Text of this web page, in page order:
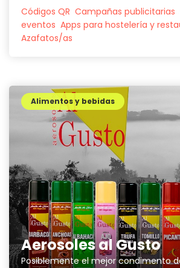
Códigos QR Campañas publicitarias
eventos Apps para hostelería y
Azafatos/as
Aerosoles al Gusto
Posiblemente el mejor condimento
Alimentos y bebidas